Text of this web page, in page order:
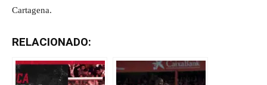
Cartagena.
RELACIONADO: